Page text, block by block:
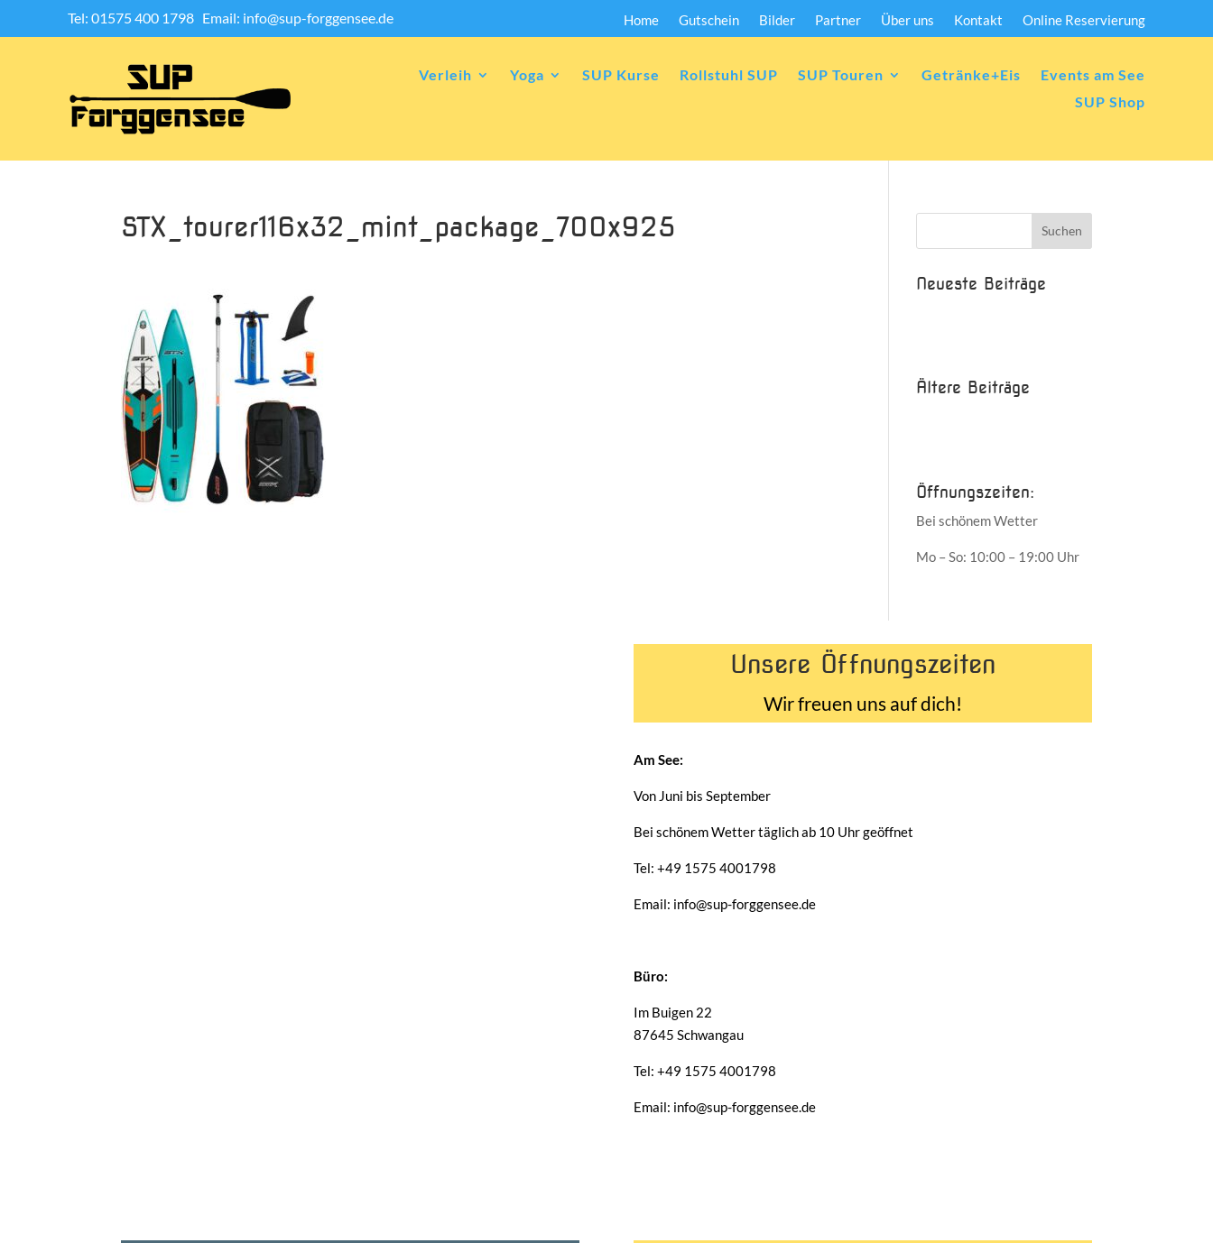
Tel: 01575 400 1798 Email: info@sup-forggensee.de Home Gutschein Bilder Partner Über uns Kontakt Online Reservierung
Verleih Yoga SUP Kurse Rollstuhl SUP SUP Touren Getränke+Eis
Events am See
SUP Shop
STX_tourer116x32_mint_package_700x925
Neueste Beiträge
Ältere Beiträge
Öffnungszeiten:
Bei schönem Wetter
Mo – So: 10:00 – 19:00 Uhr
Unsere Öffnungszeiten
Wir freuen uns auf dich!
Am See:
Von Juni bis September
Bei schönem Wetter täglich ab 10 Uhr geöffnet
Tel: +49 1575 4001798
Email: info@sup-forggensee.de
Büro:
Im Buigen 22
87645 Schwangau
Tel: +49 1575 4001798
Email: info@sup-forggensee.de